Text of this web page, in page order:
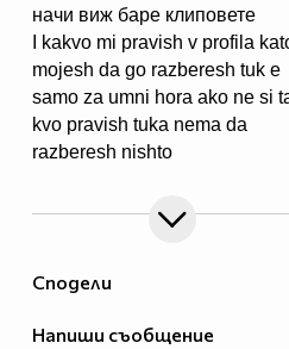
Сподели
Напиши съобщение
начи виж баре клиповете
I kakvo mi pravish v profila
mojesh da go razberesh tuk e
samo za umni hora ako ne si
kvo pravish tuka nema da
razberesh nishto